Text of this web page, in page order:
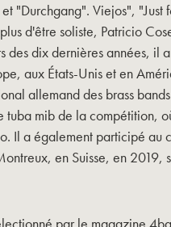
"Durchgang". Viejos", "Just
d'être soliste, Patricio
des dix dernières années, il
aux États-Unis et en
allemand des brass
tuba mib de la compétition,
Il a également participé au
en Suisse, en 2019,